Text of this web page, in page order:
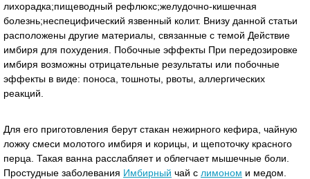
лихорадка;пищеводный рефлюкс;желудочно-кишечная
болезнь;неспецифический язвенный колит. Внизу данной статьи
расположены другие материалы, связанные с темой Действие
имбиря для похудения. Побочные эффекты При передозировке
имбиря возможны отрицательные результаты или побочные
эффекты в виде: поноса, тошноты, рвоты, аллергических
реакций.
Для его приготовления берут стакан нежирного кефира, чайную
ложку смеси молотого имбиря и корицы, и щепоточку красного
перца. Такая ванна расслабляет и облегчает мышечные боли.
Простудные заболевания Имбирный чай с лимоном и медом.